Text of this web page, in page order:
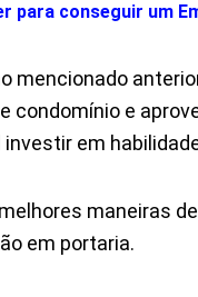
para conseguir um
mencionado
condomínio e
investir em
maneiras
em portaria.